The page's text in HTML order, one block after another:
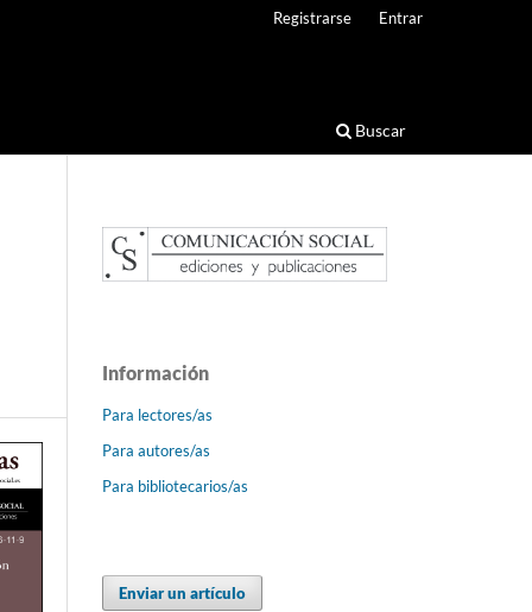
Buscar
Registrarse Entrar
Información
Para lectores/as
Para autores/as
Para bibliotecarios/as
Enviar un artículo